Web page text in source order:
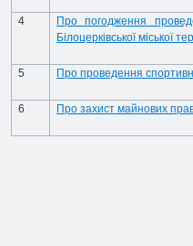
4
Про погодження
Білоцерківської міської
5 Про проведення
6 Про захист майнових